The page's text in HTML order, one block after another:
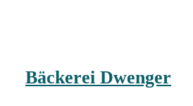
Bäckerei Dwenger